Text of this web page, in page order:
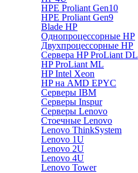
HPE Proliant Gen10
HPE Proliant Gen9
Blade HP
Однопроцессорные HP
Двухпроцессорные HP
Сервера HP ProLiant DL
HP ProLiant ML
HP Intel Xeon
HP на AMD EPYC
Серверы IBM
Серверы Inspur
Серверы Lenovo
Стоечные Lenovo
Lenovo ThinkSystem
Lenovo 1U
Lenovo 2U
Lenovo 4U
Lenovo Tower